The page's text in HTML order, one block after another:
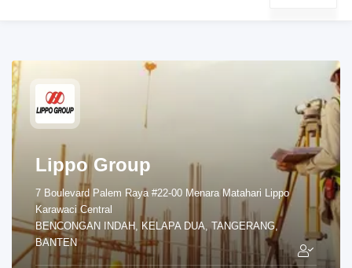
Lippo Group
7 Boulevard Palem Raya #22-00 Menara Matahari Lippo
Karawaci Central
BENCONGAN INDAH, KELAPA DUA, TANGERANG,
BANTEN